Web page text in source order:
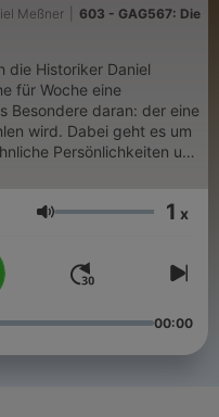
Meßner
603 - GAG567: Die
die Historiker Daniel
für Woche eine
Besondere daran: der eine
wird. Dabei geht es um
Persönlichkeiten und
Geschichte aus allen
Rabatte:
Dann erfahre hier mehr
Audio:
audio
Ένταση 1 x
00:00